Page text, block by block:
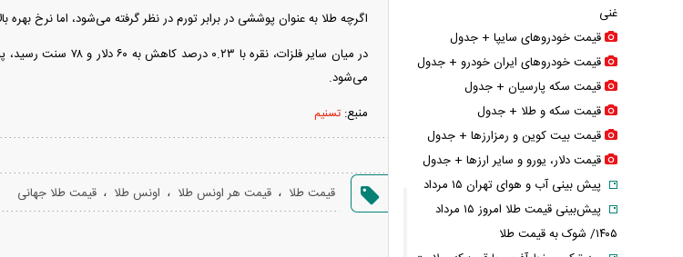
اگرچه طلا به عنوان پوششی در برابر تورم در نظر گرفته می‌شود، اما نرخ بهره
می‌شود.
منبع: تسنیم
قیمت طلا ، قیمت هر اونس طلا ، اونس طلا ، قیمت طلا جهانی
غنی
قیمت خودرو‌های سایپا + جدول
قیمت خودرو‌های ایران خودرو + جدول
قیمت سکه پارسیان + جدول
قیمت سکه و طلا + جدول
قیمت بیت کوین و رمزارز‌ها + جدول
قیمت دلار، یورو و سایر ارز‌ها + جدول
پیش بینی آب و هوای تهران ۱۵ مرداد
پیش‌بینی قیمت طلا امروز ۱۵ مرداد
۱۴۰۵/ شوک به قیمت طلا